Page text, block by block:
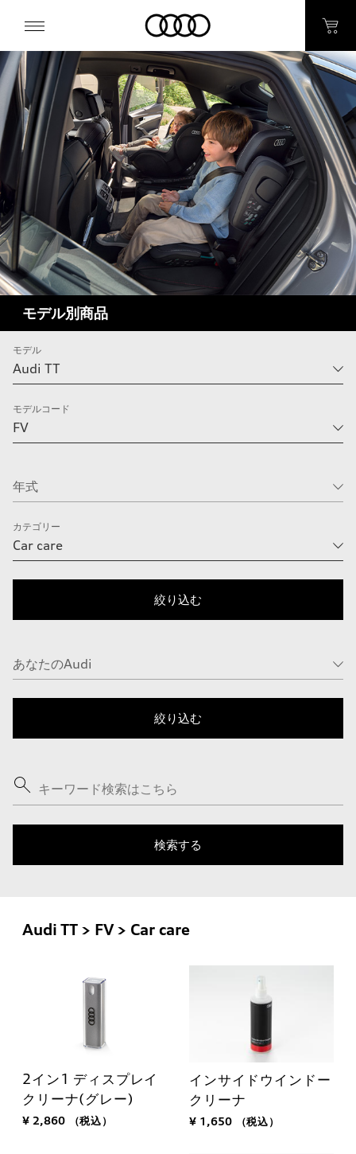
モデル別商品
モデル
モデルコード
カテゴリー
Audi TT > FV > Car care
2イン1 ディスプレイ
クリーナ(グレー)
¥ 2,860 （税込）
インサイドウインドー
クリーナ
¥ 1,650 （税込）